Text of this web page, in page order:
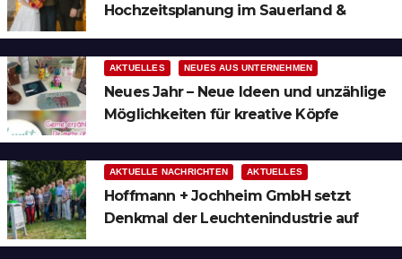
Hochzeitsplanung im Sauerland &
AKTUELLES NEUES AUS UNTERNEHMEN
Neues Jahr – Neue Ideen und unzählige
Möglichkeiten für kreative Köpfe
AKTUELLE NACHRICHTEN AKTUELLES
Hoffmann + Jochheim GmbH setzt
Denkmal der Leuchtenindustrie auf